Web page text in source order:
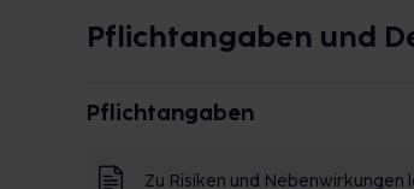
Pflichtangaben und
Pflichtangaben
Zu Risiken und Nebenwirkungen